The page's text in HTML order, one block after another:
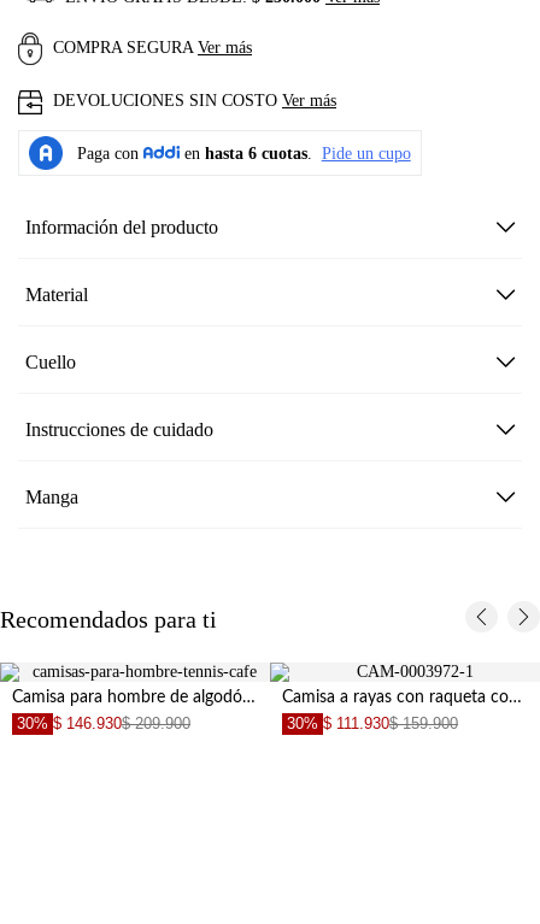
COMPRA SEGURA Ver más
DEVOLUCIONES SIN COSTO Ver más
Información del producto
Material
Cuello
Instrucciones de cuidado
Manga
Recomendados para ti
Camisa para hombre de algodón beige fit relajado con acabado lavado
30% $ 146.930$ 209.900
Camisa a rayas con raqueta con diseño minimalista para hombre
30% $ 111.930$ 159.900